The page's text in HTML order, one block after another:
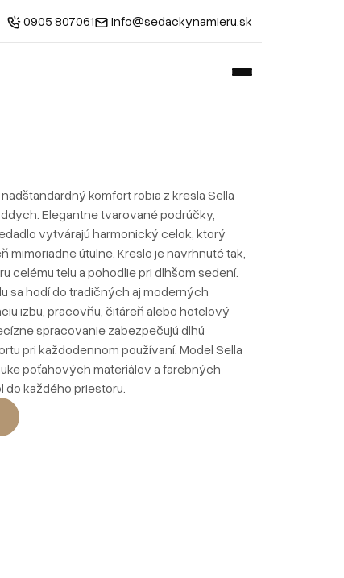
0905 807061 info@sedackynamieru.sk
komfort robia z kresla Sella
Elegantne tvarované podrúčky,
vytvárajú harmonický celok, ktorý
mimoriadne útulne. Kreslo je navrhnuté tak,
celému telu a pohodlie pri dlhšom sedení.
sa hodí do tradičných aj moderných
izbu, pracovňu, čitáreň alebo hotelový
spracovanie zabezpečujú dlhú
pri každodennom používaní. Model Sella
poťahových materiálov a farebných
do každého priestoru.